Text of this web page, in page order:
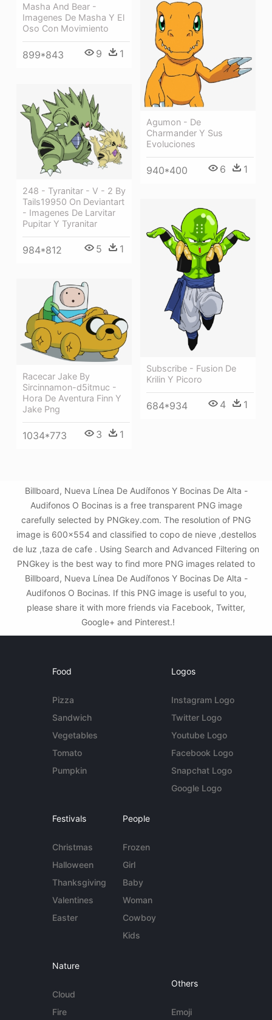
Masha And Bear -
Imagenes De Masha Y El
Oso Con Movimiento
899*843 9 1
Agumon - De
Charmander Y Sus
Evoluciones
940*400 6 1
248 - Tyranitar - V - 2 By
Tails19950 On Deviantart
- Imagenes De Larvitar
Pupitar Y Tyranitar
984*812 5 1
Subscribe - Fusion De
Krilin Y Picoro
684*934 4 1
Racecar Jake By
Sircinnamon-d5itmuc -
Hora De Aventura Finn Y
Jake Png
1034*773 3 1
Billboard, Nueva Línea De Audífonos Y Bocinas De Alta -
Audifonos O Bocinas is a free transparent PNG image
carefully selected by PNGkey.com. The resolution of PNG
image is 600x554 and classified to copo de nieve ,destellos
de luz ,taza de cafe . Using Search and Advanced Filtering on
PNGkey is the best way to find more PNG images related to
Billboard, Nueva Línea De Audífonos Y Bocinas De Alta -
Audifonos O Bocinas. If this PNG image is useful to you,
please share it with more friends via Facebook, Twitter,
Google+ and Pinterest.!
Food
Pizza
Sandwich
Vegetables
Tomato
Pumpkin
Logos
Instagram Logo
Twitter Logo
Youtube Logo
Facebook Logo
Snapchat Logo
Google Logo
Festivals
Christmas
Halloween
Thanksgiving
Valentines
Easter
People
Frozen
Girl
Baby
Woman
Cowboy
Kids
Nature
Cloud
Fire
Others
Emoji